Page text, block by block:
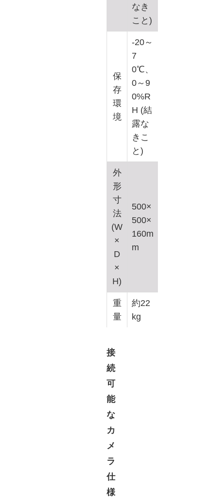
なき
こと)
保
存
環
境
-20～
7
0℃、
0～9
0%R
H (結
露な
きこ
と)
外
形
寸
法
(W
×
D
×
H)
500×
500×
160m
m
重
量
約22
kg
接
続
可
能
な
カ
メ
ラ
仕
様